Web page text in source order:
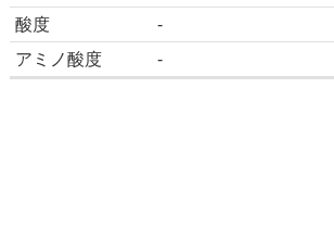
酸度
-
アミノ酸度
-